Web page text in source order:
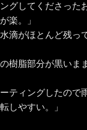
グしてくださった
楽。」
水滴がほとんど残っ
樹脂部分が黒いま
ーティングしたので
しやすい。」